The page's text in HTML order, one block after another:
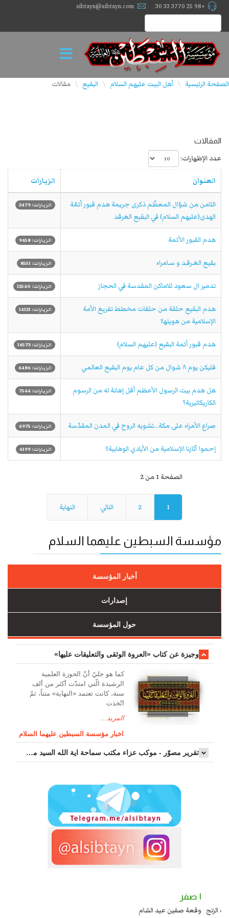
+98 25 3770 33 30
sibtayn@sibtayn.com
الصفحة الرئيسية \ أهل البيت عليهم السلام \ البقيع \ مقالات
المقالات
عدد الإظهارات:
العنوان الزيارات
الثامن من شوّال المعظّم ذكرى جريمة هدم قبور أئمّة
الهدى(عليهم السلام) في البقيع الغرقد
الزيارات: 3479
هدم القبور الأئمة الزيارات: 9458
بقيع الغـرقـد و سـامراء الزيارات: 8551
تدمير ال سعود للاماكن المقدسة في الحجاز الزيارات: 12540
هدم البقيع حلقة من حلقات مخطط تفريغ الأمة
الإسلامية من هويتها!
الزيارات: 14121
هدم قبور أئمة البقيع (عليهم السلام) الزيارات: 16573
فليكن يوم ٨ شوال من كل عام يوم البقيع العالمي الزيارات: 6486
هل هدم بيت الرسول الأعظم أقل إهانة له من الرسوم
الكاريكاتيرية؟
الزيارات: 7544
صراع الأمراء على مكة...تشويه الروح في المدن المقدّسة الزيارات: 6975
إحموا آثارنا الإسلامية من الأيادي الوهابية!! الزيارات: 6199
الصفحة 1 من 2
1
2 التالي النهاية
مؤسسة السبطين عليهما السلام
أخبار المؤسسة
إصدارات
حول المؤسسة
وجیزة عن کتاب «العروة الوثقی والتعلیقات علیها»
کما هو جليّ أنّ الحوزة العلمیة
الرشیدة الّتي امتدّت أكثر من ألف
سنة، كانت تعتمد «النهاية» متناً، ثمّ
اتّخذت
المزيد...
اخبار مؤسسة السبطين عليهما السلام
تقرير مصوّر - موكب عزاء مکتب سماحة اية الله السيد مرتضى الموسوي الاصفهاني في يوم إستشهاد السيدة فاطم...
عند يزيد شهادة زيد بن علي بن الحسين عليهما السلام قتل صاحب الزنج